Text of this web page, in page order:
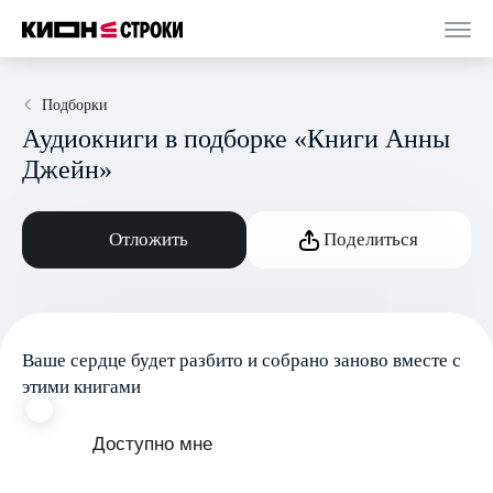
Подборки
Аудиокниги в подборке «Книги Анны
Джейн»
Отложить Поделиться
Ваше сердце будет разбито и собрано заново вместе с
этими книгами
Доступно мне